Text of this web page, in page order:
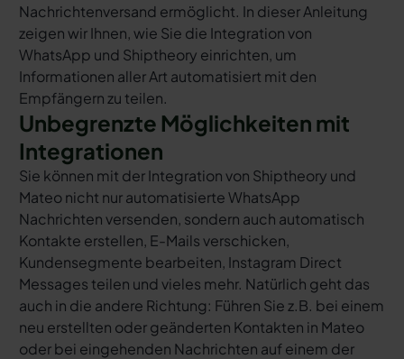
Nachrichtenversand ermöglicht. In dieser Anleitung
zeigen wir Ihnen, wie Sie die Integration von
WhatsApp und Shiptheory einrichten, um
Informationen aller Art automatisiert mit den
Empfängern zu teilen.
Unbegrenzte Möglichkeiten mit
Integrationen
Sie können mit der Integration von Shiptheory und
Mateo nicht nur automatisierte WhatsApp
Nachrichten versenden, sondern auch automatisch
Kontakte erstellen, E-Mails verschicken,
Kundensegmente bearbeiten, Instagram Direct
Messages teilen und vieles mehr. Natürlich geht das
auch in die andere Richtung: Führen Sie z.B. bei einem
neu erstellten oder geänderten Kontakten in Mateo
oder bei eingehenden Nachrichten auf einem der